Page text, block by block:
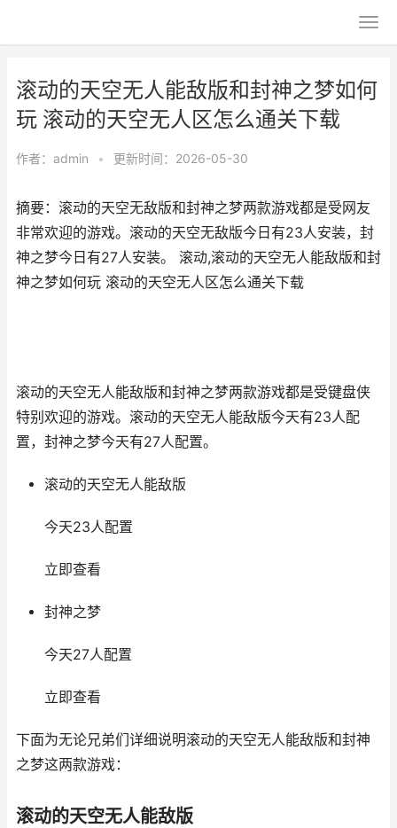
滚动的天空无人能敌版和封神之梦如何
玩 滚动的天空无人区怎么通关下载
作者： admin • 更新时间：2026-05-30
摘要：滚动的天空无敌版和封神之梦两款游戏都是受网友
非常欢迎的游戏。滚动的天空无敌版今日有23人安装，封
神之梦今日有27人安装。 滚动,滚动的天空无人能敌版和封
神之梦如何玩 滚动的天空无人区怎么通关下载
滚动的天空无人能敌版和封神之梦两款游戏都是受键盘侠
特别欢迎的游戏。滚动的天空无人能敌版今天有23人配
置，封神之梦今天有27人配置。
滚动的天空无人能敌版
今天23人配置
立即查看
封神之梦
今天27人配置
立即查看
下面为无论兄弟们详细说明滚动的天空无人能敌版和封神
之梦这两款游戏：
滚动的天空无人能敌版